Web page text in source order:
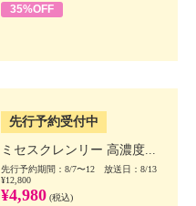
35%OFF
先行予約受付中
ミセスクレンリー 高濃度...
先行予約期間：8/7〜12 放送日：8/13
¥12,800
¥4,980 (税込)